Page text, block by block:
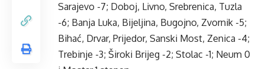
Sarajevo -7; Doboj, Livno, Srebrenica, Tuzla
-6; Banja Luka, Bijeljina, Bugojno, Zvornik -5;
Bihać, Drvar, Prijedor, Sanski Most, Zenica -4;
Trebinje -3; Široki Brijeg -2; Stolac -1; Neum 0